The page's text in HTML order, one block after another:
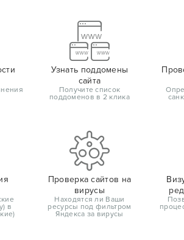
Узнать поддомены
сайта
Получите список
поддоменов в 2 клика
в
Проверка сайтов на
вирусы
Находятся ли Ваши
ресурсы под фильтром
Яндекса за вирусы